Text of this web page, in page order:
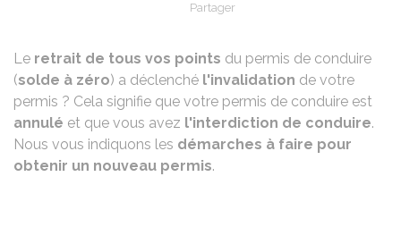
Partager
Le retrait de tous vos points du permis de conduire
(solde à zéro) a déclenché l'invalidation de votre
permis ? Cela signifie que votre permis de conduire est
annulé et que vous avez l'interdiction de conduire.
Nous vous indiquons les démarches à faire pour
obtenir un nouveau permis.